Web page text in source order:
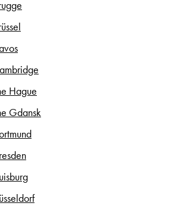
Hague
Gdansk